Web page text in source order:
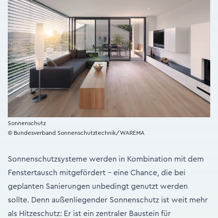
Sonnenschutz
© Bundesverband Sonnenschutztechnik/WAREMA
Sonnenschutzsysteme werden in Kombination mit dem
Fenstertausch mitgefördert – eine Chance, die bei
geplanten Sanierungen unbedingt genutzt werden
sollte. Denn außenliegender Sonnenschutz ist weit mehr
als Hitzeschutz: Er ist ein zentraler Baustein für